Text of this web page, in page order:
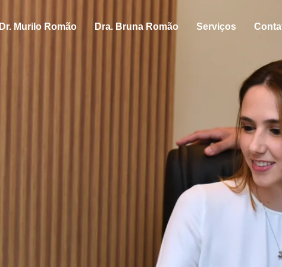
Dr. Murilo Romão Dra. Bruna Romão Serviços